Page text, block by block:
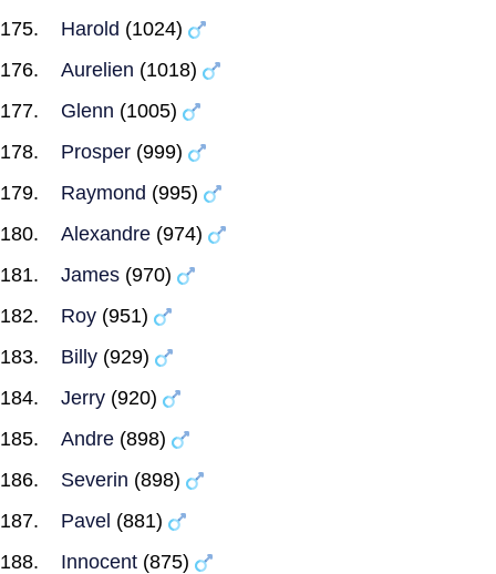
Harold (1024)
Aurelien (1018)
Glenn (1005)
Prosper (999)
Raymond (995)
Alexandre (974)
James (970)
Roy (951)
Billy (929)
Jerry (920)
Andre (898)
Severin (898)
Pavel (881)
Innocent (875)